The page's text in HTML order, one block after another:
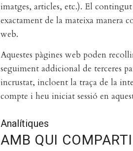
imatges, articles, etc.). El
exactament de la mateixa manera
web.
Aquestes pàgines web poden
seguiment addicional de terceres
incrustat, incloent la traça de la
compte i heu iniciat sessió en
Analítiques
AMB QUI